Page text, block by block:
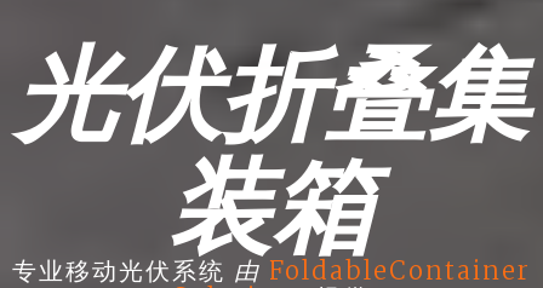
光伏折叠集
装箱
专业移动光伏系统 由 FoldableContainer